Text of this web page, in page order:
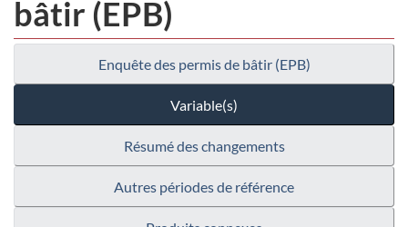
bâtir (EPB)
Enquête des permis de bâtir (EPB)
Variable(s)
Résumé des changements
Autres périodes de référence